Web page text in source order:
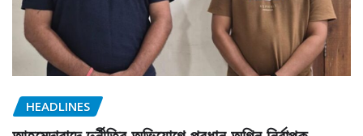
HEADLINES